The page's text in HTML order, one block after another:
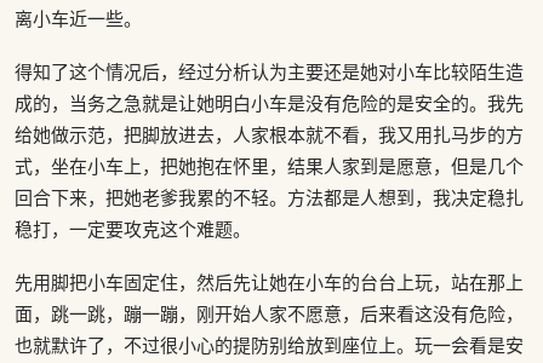
离小车近一些。
得知了这个情况后，经过分析认为主要还是她对小车比较陌生造
成的，当务之急就是让她明白小车是没有危险的是安全的。我先
给她做示范，把脚放进去，人家根本就不看，我又用扎马步的方
式，坐在小车上，把她抱在怀里，结果人家到是愿意，但是几个
回合下来，把她老爹我累的不轻。方法都是人想到，我决定稳扎
稳打，一定要攻克这个难题。
先用脚把小车固定住，然后先让她在小车的台台上玩，站在那上
面，跳一跳，蹦一蹦，刚开始人家不愿意，后来看这没有危险，
也就默许了，不过很小心的提防别给放到座位上。玩一会看是安